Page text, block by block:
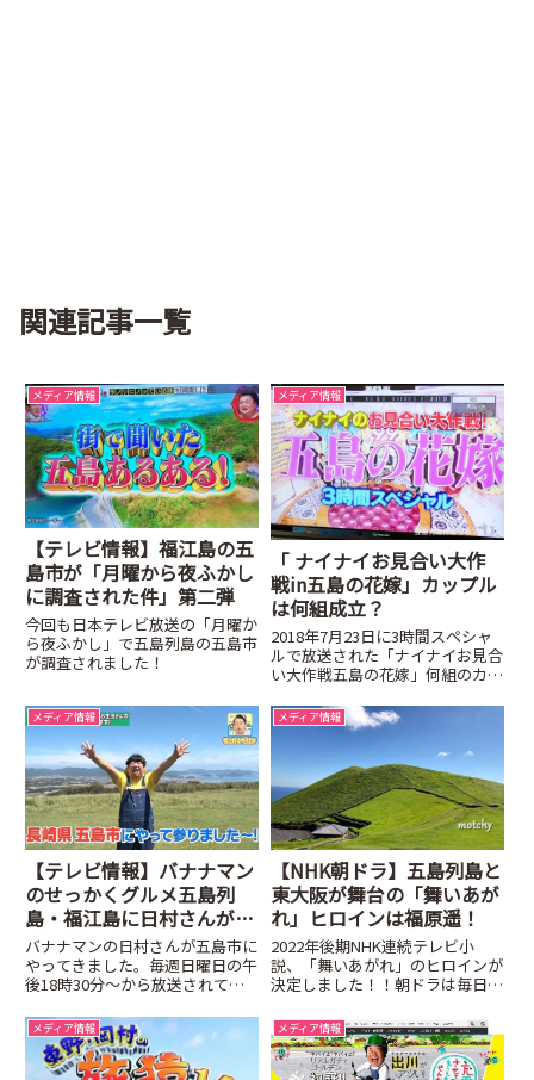
関連記事一覧
メディア情報
【テレビ情報】福江島の五
島市が「月曜から夜ふかし
に調査された件」第二弾
今回も日本テレビ放送の「月曜か
ら夜ふかし」で五島列島の五島市
が調査されました！
メディア情報
「 ナイナイお見合い大作
戦in五島の花嫁」カップル
は何組成立？
2018年7月23日に3時間スペシャ
ルで放送された「ナイナイお見合
い大作戦五島の花嫁」何組のカッ
メディア情報
【テレビ情報】バナナマン
のせっかくグルメ五島列
島・福江島に日村さんがや
って来た
バナナマンの日村さんが五島市に
やってきました。毎週日曜日の午
後18時30分～から放送されてい
っかくグルメ！！」で福江島に日
村さんが来られました。
メディア情報
【NHK朝ドラ】五島列島と
東大阪が舞台の「舞いあが
れ」ヒロインは福原遥！
2022年後期NHK連続テレビ小
説、「舞いあがれ」のヒロインが
決定しました！！朝ドラは毎日み
阪と五島列島が舞台と聞いた時に
は地元としてはとても嬉しいで
す。
メディア情報 メディア情報